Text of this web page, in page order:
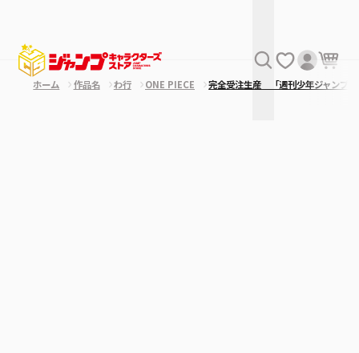
ホーム 作品名 わ行 ONE PIECE 完全受注生産 「週刊少年ジャン